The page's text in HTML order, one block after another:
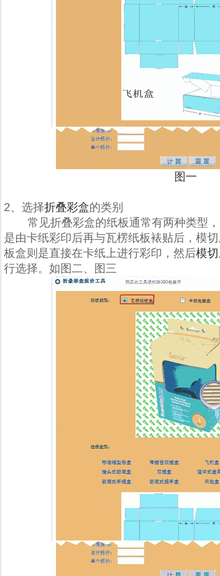
图一
2、选择折叠彩盒的类别
常见折叠彩盒的纸板通常有两种类型，
是由卡纸彩印后再与瓦楞纸板裱贴后，模
板盒则是直接在卡纸上进行彩印，然后模切
行选择。如图二、图三